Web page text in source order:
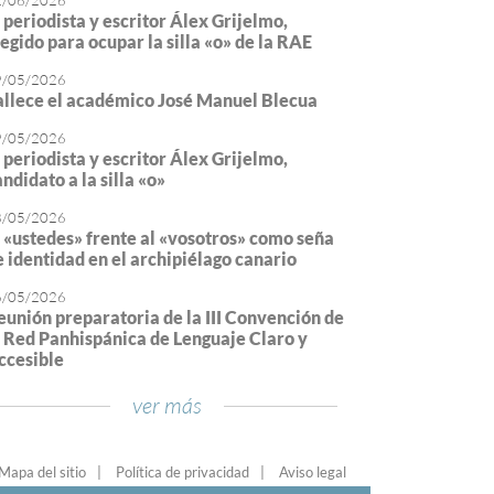
periodista y escritor Álex Grijelmo,
para ocupar la silla «o» de la RAE
05/2026
el académico José Manuel Blecua
05/2026
periodista y escritor Álex Grijelmo,
a la silla «o»
05/2026
«ustedes» frente al «vosotros» como seña
identidad en el archipiélago canario
05/2026
preparatoria de la III Convención de
Red Panhispánica de Lenguaje Claro y
ver más
Mapa del sitio Política de privacidad Aviso legal